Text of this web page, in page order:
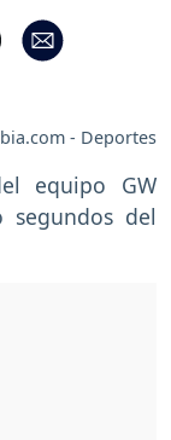
- Deportes
equipo GW
del